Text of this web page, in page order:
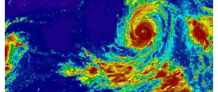
Đắk Nông: Xử phạt hàng trăm triệu đồng